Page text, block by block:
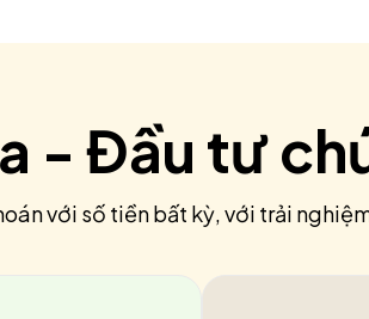
- Đầu tư
với số tiền bất kỳ, với trải